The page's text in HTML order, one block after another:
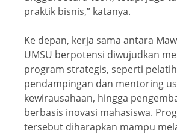
praktik bisnis,” katanya.
Ke depan, kerja sama antara
UMSU berpotensi diwujudkan
program strategis, seperti
pendampingan dan mentoring
kewirausahaan, hingga
berbasis inovasi mahasiswa.
tersebut diharapkan mampu